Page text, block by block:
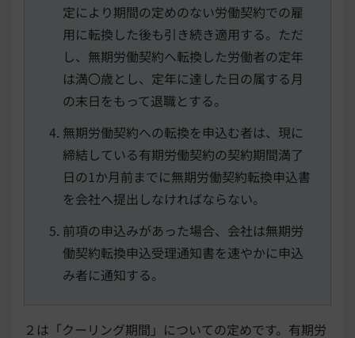
定により期間の定めのない労働契約での雇
用に転換した後も引き続き適用する。ただ
し、無期労働契約へ転換した労働者の定年
は満〇歳とし、定年に達した日の属する月
の末日をもって退職とする。
無期労働契約への転換を申込む者は、現に
締結している有期労働契約の契約期間満了
日の1か月前までに無期労働契約転換申込書
を会社へ提出しなければならない。
前項の申込みがあった場合、会社は無期労
働契約転換申込受理通知書を速やかに申込
み者に通知する。
２は「クーリング期間」についての定めです。有期労